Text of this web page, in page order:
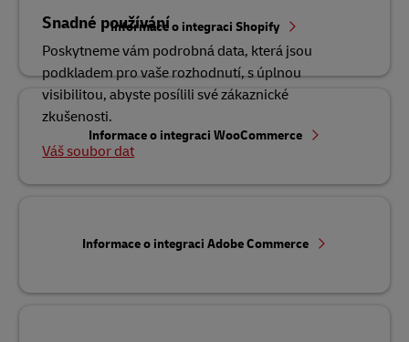
Snadné používání
Poskytneme vám podrobná data, která jsou
podkladem pro vaše rozhodnutí, s úplnou
visibilitou, abyste posílili své zákaznické
zkušenosti.
Váš soubor dat
Informace o integraci Shopify
Informace o integraci WooCommerce
Informace o integraci Adobe Commerce